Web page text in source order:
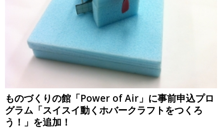
ものづくりの館「Power of Air」に事前申込プロ
グラム「スイスイ動くホバークラフトをつくろ
う！」を追加！